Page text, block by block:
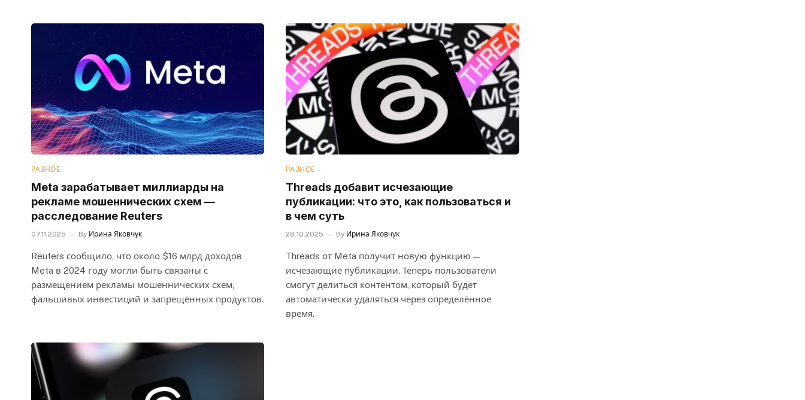
РАЗНОЕ
Meta зарабатывает миллиарды на
рекламе мошеннических схем —
расследование Reuters
07.11.2025 By Ирина Яковчук
Reuters сообщило, что около $16 млрд доходов
Meta в 2024 году могли быть связаны с
размещением рекламы мошеннических схем,
фальшивых инвестиций и запрещённых продуктов.
РАЗНОЕ
Threads добавит исчезающие
публикации: что это, как пользоваться и
в чем суть
28.10.2025 By Ирина Яковчук
Threads от Meta получит новую функцию —
исчезающие публикации. Теперь пользователи
смогут делиться контентом, который будет
автоматически удаляться через определённое
время.